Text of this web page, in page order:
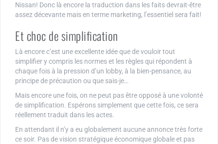
Nissan! Donc là encore la traduction dans les faits devrait-être
assez décevante mais en terme marketing, l’essentiel sera fait!
Et choc de simplification
Là encore c’est une excellente idée que de vouloir tout
simplifier y compris les normes et les règles qui répondent à
chaque fois à la pression d’un lobby, à la bien-pensance, au
principe de précaution ou que sais-je…
Mais encore une fois, on ne peut pas être opposé à une volonté
de simplification. Espérons simplement que cette fois, ce sera
réellement traduit dans les actes.
En attendant il n’y a eu globalement aucune annonce très forte
ce soir. Pas de vision stratégique économique globale et pas